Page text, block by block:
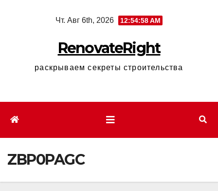
Чт. Авг 6th, 2026 12:54:59 AM
RenovateRight
раскрываем секреты строительства
ZBP0PAGC